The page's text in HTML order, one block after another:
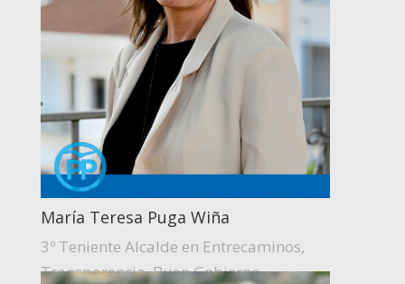
María Teresa Puga Wiña
3º Teniente Alcalde en Entrecaminos,
Transparencia, Buen Gobierno.